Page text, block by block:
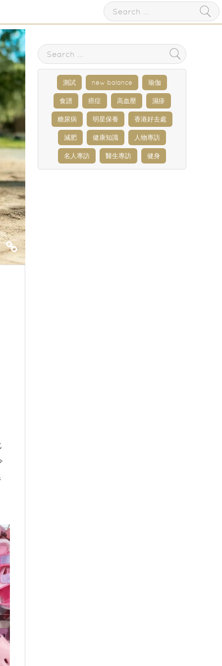
測試 new balance 瑜伽
食譜 癌症 高血壓 濕疹
糖尿病 明星保養 香港好去處
減肥 健康知識 人物專訪
名人專訪 醫生專訪 健身